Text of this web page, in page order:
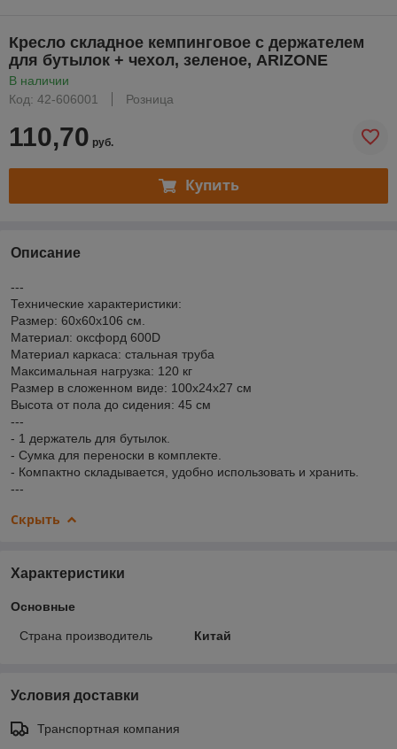
Кресло складное кемпинговое с держателем
для бутылок + чехол, зеленое, ARIZONE
В наличии
Код: 42-606001
Розница
110,70 руб.
Купить
Описание
---
Технические характеристики:
Размер: 60х60х106 см.
Материал: оксфорд 600D
Материал каркаса: стальная труба
Максимальная нагрузка: 120 кг
Размер в сложенном виде: 100х24х27 см
Высота от пола до сидения: 45 см
---
- 1 держатель для бутылок.
- Сумка для переноски в комплекте.
- Компактно складывается, удобно использовать и хранить.
---
Скрыть
Характеристики
Основные
Страна производитель Китай
Условия доставки
Транспортная компания